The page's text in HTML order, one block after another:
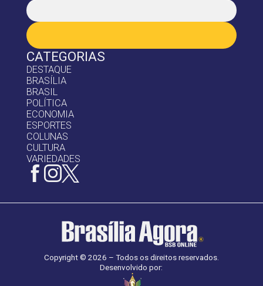
CATEGORIAS
DESTAQUE
BRASÍLIA
BRASIL
POLÍTICA
ECONOMIA
ESPORTES
COLUNAS
CULTURA
VARIEDADES
Copyright © 2026 – Todos os direitos reservados.
Desenvolvido por: